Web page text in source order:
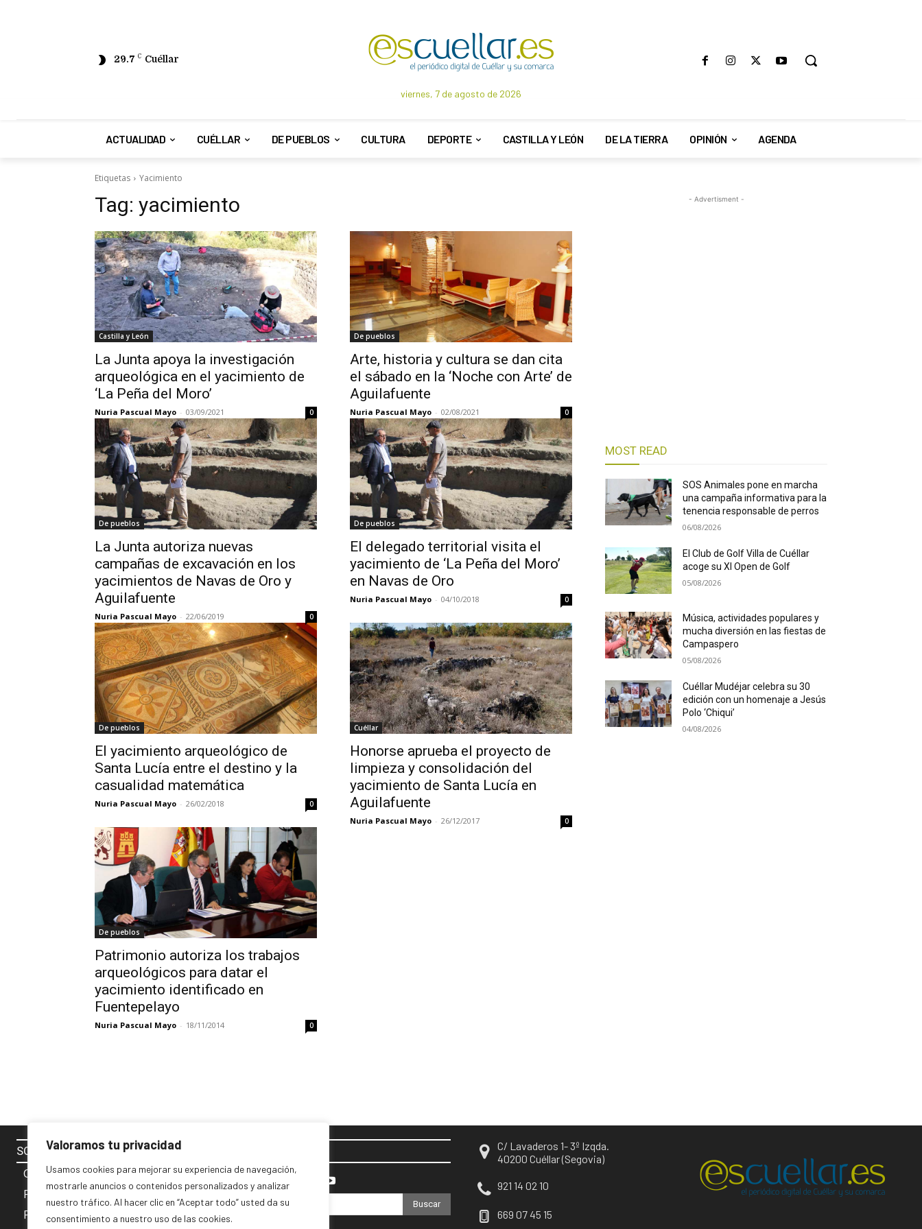
Valoramos tu privacidad
Usamos cookies para mejorar su experiencia de navegación,
mostrarle anuncios o contenidos personalizados y analizar
nuestro tráfico. Al hacer clic en “Aceptar todo” usted da su
consentimiento a nuestro uso de las cookies.
29.7 C Cuéllar
viernes, 7 de agosto de 2026
ACTUALIDAD CUÉLLAR DE PUEBLOS CULTURA DEPORTE CASTILLA Y LEÓN DE LA TIERRA OPINIÓN AGENDA
Etiquetas Yacimiento
Tag: yacimiento
Castilla y León
La Junta apoya la investigación
arqueológica en el yacimiento de
‘La Peña del Moro’
Nuria Pascual Mayo - 03/09/2021 0
De pueblos
Arte, historia y cultura se dan cita
el sábado en la ‘Noche con Arte’ de
Aguilafuente
Nuria Pascual Mayo - 02/08/2021 0
De pueblos
La Junta autoriza nuevas
campañas de excavación en los
yacimientos de Navas de Oro y
Aguilafuente
Nuria Pascual Mayo - 22/06/2019 0
De pueblos
El delegado territorial visita el
yacimiento de ‘La Peña del Moro’
en Navas de Oro
Nuria Pascual Mayo - 04/10/2018 0
De pueblos
El yacimiento arqueológico de
Santa Lucía entre el destino y la
casualidad matemática
Nuria Pascual Mayo - 26/02/2018 0
Cuéllar
Honorse aprueba el proyecto de
limpieza y consolidación del
yacimiento de Santa Lucía en
Aguilafuente
Nuria Pascual Mayo - 26/12/2017 0
De pueblos
Patrimonio autoriza los trabajos
arqueológicos para datar el
yacimiento identificado en
Fuentepelayo
Nuria Pascual Mayo - 18/11/2014 0
- Advertisment -
MOST READ
SOS Animales pone en marcha
una campaña informativa para la
tenencia responsable de perros
06/08/2026
El Club de Golf Villa de Cuéllar
acoge su XI Open de Golf
05/08/2026
Música, actividades populares y
mucha diversión en las fiestas de
Campaspero
05/08/2026
Cuéllar Mudéjar celebra su 30
edición con un homenaje a Jesús
Polo ‘Chiqui’
04/08/2026
SOBRE NOSOTROS
Contacto
Política de cookies
Privacidad y Aviso Legal
Buscar
C/ Lavaderos 1- 3º Izqda.
40200 Cuéllar (Segovia)
921 14 02 10
669 07 45 15